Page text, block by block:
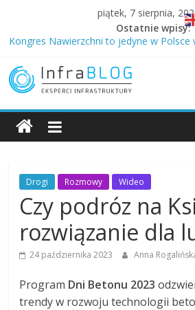
content
piątek, 7 sierpnia,
Ostatnie wpisy:
Kongres Nawierzchni to jedyne w Polsce
Technologia z autostrad trafia na drogi
węglowy w Ożarowie
Dlaczego Samorządowcy budują drogi z
O zaletach betonowych dróg
InfraBLOG
Blog
Drogi Rozmowy Wideo
Czy podróz na
rozwiązanie dla
24 października 2023 Anna
Program Dni Betonu 2023
trendy w rozwoju technologii